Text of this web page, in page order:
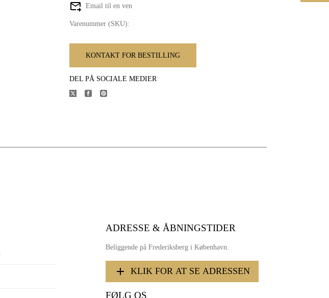
Email til en ven
Varenummer (SKU):
KONTAKT FOR BESTILLING
DEL PÅ SOCIALE MEDIER
ADRESSE & ÅBNINGSTIDER
Beliggende på Frederiksberg i København.
KLIK FOR AT SE ADRESSEN
FØLG OS